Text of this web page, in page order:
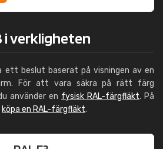
i verkligheten
beslut baserat på visningen av en
För att vara säkra på rätt färg
använder en fysisk RAL-färgfläkt. På
köpa en RAL-färgfläkt.